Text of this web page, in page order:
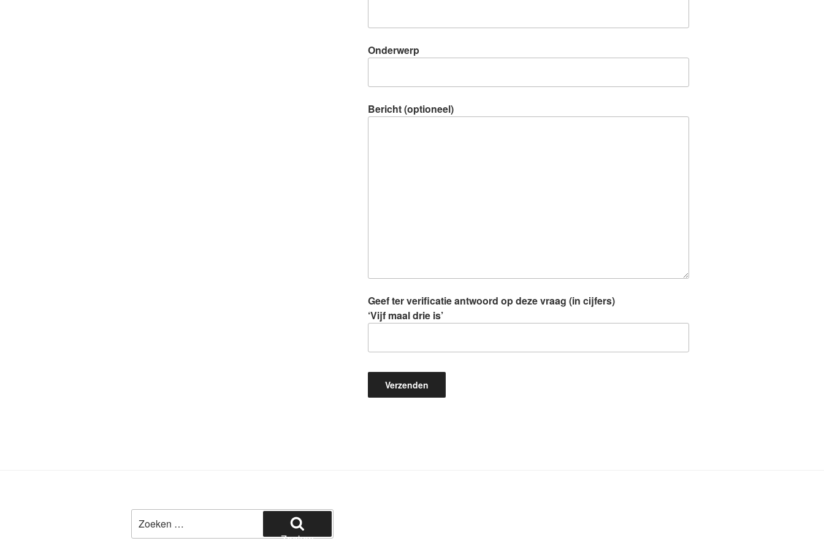
Onderwerp
Bericht (optioneel)
Geef ter verificatie antwoord op deze vraag (in cijfers)
‘Vijf maal drie is’
naar:
Zoeken